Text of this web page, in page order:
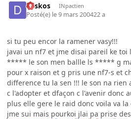
deskos INpactien
Posté(e) le 9 mars 200422 a
si tu peu encor la ramener vasy!!!
javai un nf7 et jme disai pareil ke toi
***** le son men ballle ls ***** g
pour x raison et g pris une nf7-s et
difference tu la sen !!! le son na rien
c l'adopter et dfaçon c l'avenir donc
plus elle gere le raid donc voila va
jme sui mais pourkoi jlai pa prise